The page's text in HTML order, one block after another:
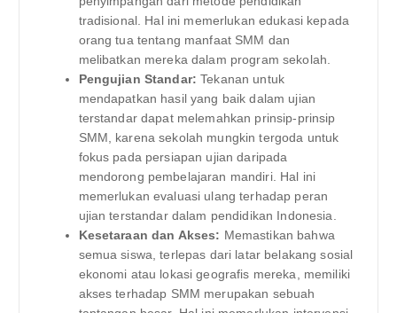
tradisional. Hal ini memerlukan edukasi kepada
orang tua tentang manfaat SMM dan
melibatkan mereka dalam program sekolah.
Pengujian Standar: Tekanan untuk
mendapatkan hasil yang baik dalam ujian
terstandar dapat melemahkan prinsip-prinsip
SMM, karena sekolah mungkin tergoda untuk
fokus pada persiapan ujian daripada
mendorong pembelajaran mandiri. Hal ini
memerlukan evaluasi ulang terhadap peran
ujian terstandar dalam pendidikan Indonesia.
Kesetaraan dan Akses: Memastikan bahwa
semua siswa, terlepas dari latar belakang sosial
ekonomi atau lokasi geografis mereka, memiliki
akses terhadap SMM merupakan sebuah